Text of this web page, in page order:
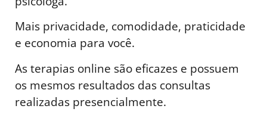
Mais privacidade, comodidade, praticidade
e economia para você.
As terapias online são eficazes e possuem
os mesmos resultados das consultas
realizadas presencialmente.